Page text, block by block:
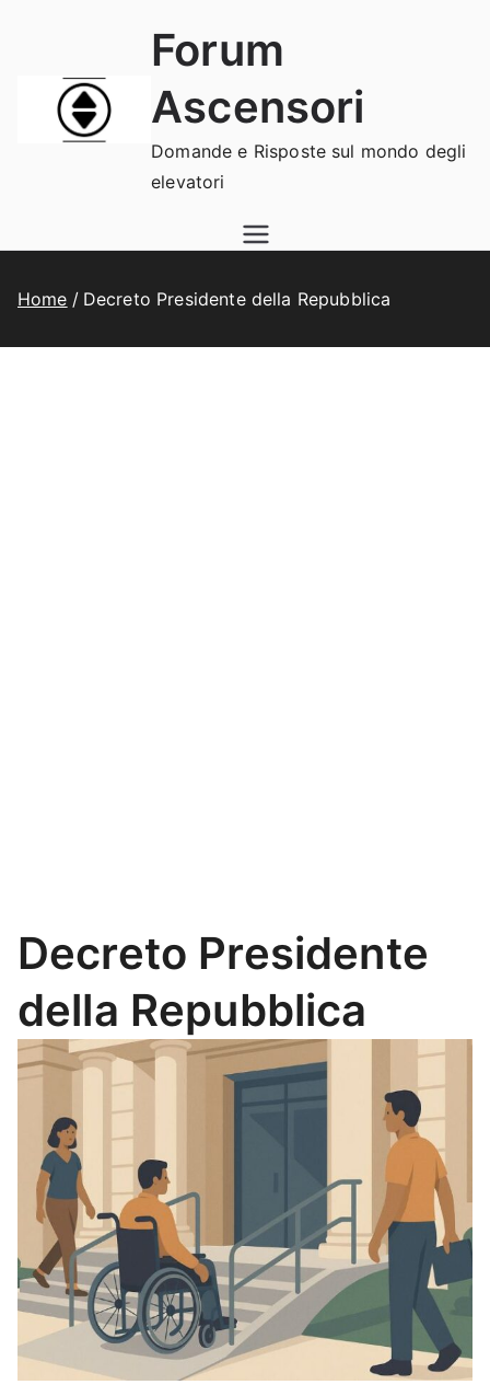
contenuto
Forum
Ascensori
Domande e Risposte sul mondo degli
elevatori
Home Decreto Presidente della Repubblica
Decreto Presidente
della Repubblica